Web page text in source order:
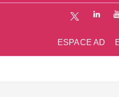
ESPACE AD